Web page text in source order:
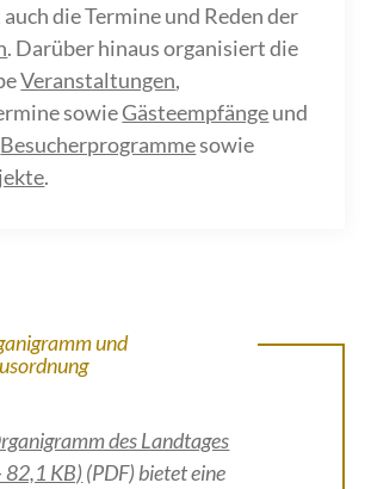
die Termine und Reden der
. Darüber hinaus organisiert die
Veranstaltungen,
sowieGästeempfängeund
Besucherprogrammesowie
.
und
des Landtages
82,1 KB) (PDF) bietet eine